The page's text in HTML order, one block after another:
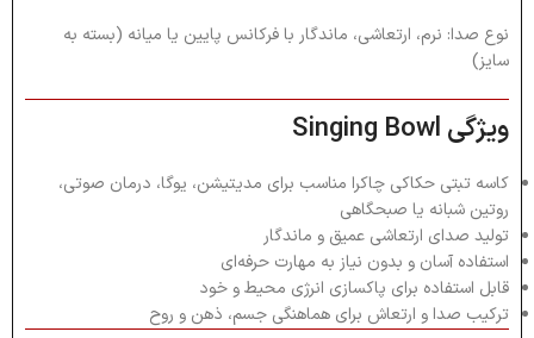
نوع صدا: نرم، ارتعاشی، ماندگار با فرکانس پایین یا میانه (بسته به
سایز)
ویژگی Singing Bowl
کاسه تبتی حکاکی چاکرا مناسب برای مدیتیشن، یوگا، درمان صوتی،
روتین شبانه یا صبحگاهی
تولید صدای ارتعاشی عمیق و ماندگار
استفاده آسان و بدون نیاز به مهارت حرفه‌ای
قابل استفاده برای پاکسازی انرژی محیط و خود
ترکیب صدا و ارتعاش برای هماهنگی جسم، ذهن و روح